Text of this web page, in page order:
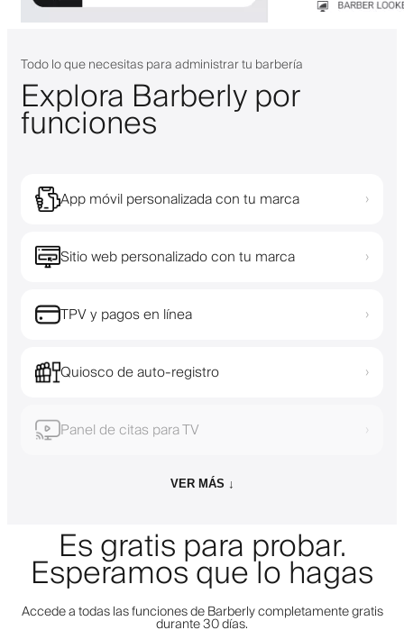
Todo lo que necesitas para administrar tu barbería
Explora Barberly por
funciones
App móvil personalizada con tu marca ›
Sitio web personalizado con tu marca ›
TPV y pagos en línea ›
Quiosco de auto-registro ›
Panel de citas para TV ›
VER MÁS ↓
Es gratis para probar.
Esperamos que lo hagas
Accede a todas las funciones de Barberly completamente gratis
durante 30 días.